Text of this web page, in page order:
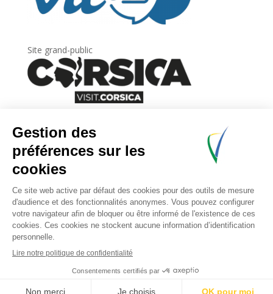
Site grand-public
Newsletter
Inscrivez-vous àla lettre d’information
l’Agence du tourisme de la Corse.